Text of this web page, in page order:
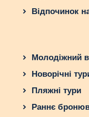
Відпочинок
Молодіжний
Новорічні
Пляжні тури
Раннє